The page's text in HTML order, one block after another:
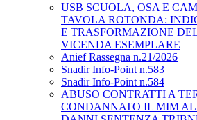
USB SCUOLA, OSA E
TAVOLA ROTONDA:
E TRASFORMAZIONE
VICENDA ESEMPLARE
Anief Rassegna n.21/2026
Snadir Info-Point n.583
Snadir Info-Point n.584
ABUSO CONTRATTI A
CONDANNATO IL MIM